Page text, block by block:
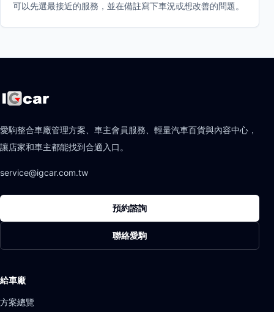
可以先選最接近的服務，並在備註寫下車況或想改善的問題。
愛駒整合車廠管理方案、車主會員服務、輕量汽車百貨與內容中心，
讓店家和車主都能找到合適入口。
service@igcar.com.tw
預約諮詢
聯絡愛駒
給車廠
方案總覽